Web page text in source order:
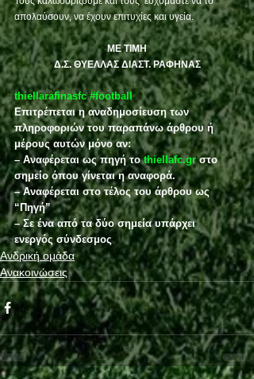
απολαύσουν, να έχουν επιτυχίες και υγεία.
ΜΕ ΤΙΜΗ
Δ.Σ. ΘΥΕΛΛΑΣ ΔΙΑΣΤ. ΡΑΦΗΝΑΣ
thiellarafinasfc #football
Επιτρέπεται η αναδημοσίευση των
πληροφοριών του παραπάνω άρθρου ή
μέρους αυτών μόνο αν:
– Αναφέρεται ως πηγή το thiellafc.gr στο
σημείο όπου γίνεται η αναφορά.
– Αναφέρεται στο τέλος του άρθρου ως
“Πηγή”
– Σε ένα από τα δύο σημεία υπάρχει
ενεργός σύνδεσμος
Ανδρική ομάδα
Ανακοινώσεις